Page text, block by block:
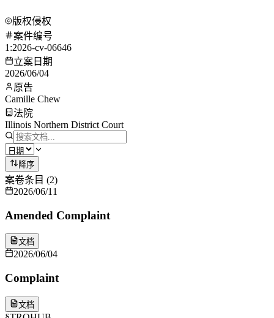
版权侵权
案件编号
1:2026-cv-06646
立案日期
2026/06/04
原告
Camille Chew
法院
Illinois Northern District Court
降序
案卷条目 (2)
2026/06/11
Amended Complaint
文档
2026/06/04
Complaint
文档